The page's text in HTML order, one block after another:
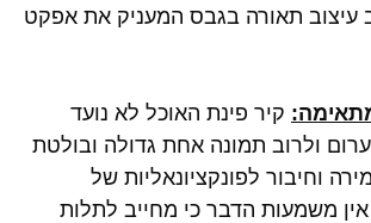
עיצוב תאורה בגבס המעניק את אפקט
קיר פינת האוכל לא נועד
ערום ולרוב תמונה אחת גדולה ובולטת
וחיבור לפונקציונאליות של
משמעות הדבר כי מחייב לתלות